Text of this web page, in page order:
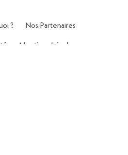
? Nos Partenaires
Mentions Légales